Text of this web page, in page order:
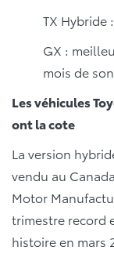
TX Hybride
GX :
mois de
Les véhicules
ont la cote
La version
vendu au
Motor
trimestre record
histoire en mars